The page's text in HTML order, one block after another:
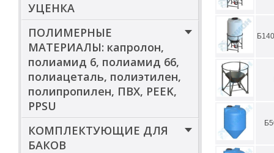
УЦЕНКА
ПОЛИМЕРНЫЕ
МАТЕРИАЛЫ: капролон,
полиамид 6, полиамид 66,
полиацеталь, полиэтилен,
полипропилен, ПВХ, PEEK,
PPSU
КОМПЛЕКТУЮЩИЕ ДЛЯ
БАКОВ